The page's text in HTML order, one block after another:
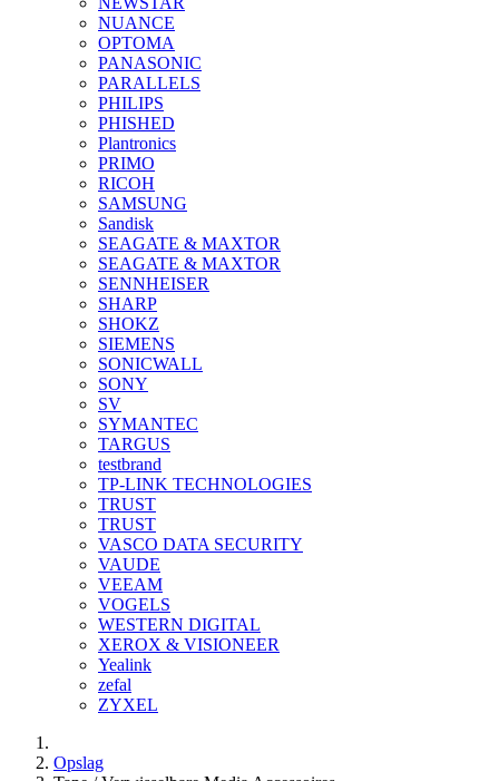
NUANCE
OPTOMA
PANASONIC
PARALLELS
PHILIPS
PHISHED
Plantronics
PRIMO
RICOH
SAMSUNG
Sandisk
SEAGATE & MAXTOR
SEAGATE & MAXTOR
SENNHEISER
SHARP
SHOKZ
SIEMENS
SONICWALL
SONY
SV
SYMANTEC
TARGUS
testbrand
TP-LINK TECHNOLOGIES
TRUST
TRUST
VASCO DATA SECURITY
VAUDE
VEEAM
VOGELS
WESTERN DIGITAL
XEROX & VISIONEER
Yealink
zefal
ZYXEL
Opslag